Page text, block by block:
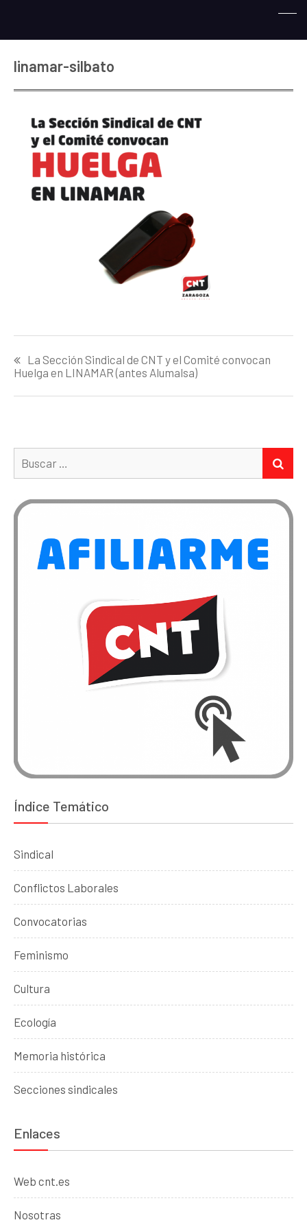
linamar-silbato
de
entradas
La Sección Sindical de CNT y el Comité convocan
Huelga en LINAMAR (antes Alumalsa)
Buscar:
Índice Temático
Sindical
Conflictos Laborales
Convocatorias
Feminismo
Cultura
Ecología
Memoria histórica
Secciones sindicales
Enlaces
Web cnt.es
Nosotras